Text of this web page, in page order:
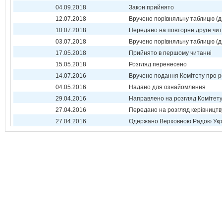
04.09.2018
Закон прийнято
12.07.2018
Вручено порівняльну таблицю
10.07.2018
Передано на повторне друге
03.07.2018
Вручено порівняльну таблицю
17.05.2018
Прийнято в першому читанні
15.05.2018
Розгляд перенесено
14.07.2016
Вручено подання Комітету про
04.05.2016
Надано для ознайомлення
29.04.2016
Направлено на розгляд Комітету
27.04.2016
Передано на розгляд
27.04.2016
Одержано Верховною Радою